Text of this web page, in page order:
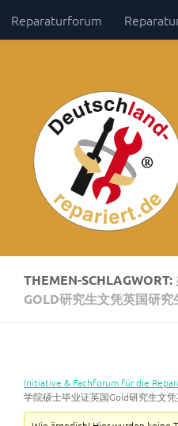
Zum Inhalt springen
Reparaturforum
THEMEN-SCHLAGWORT:
GOLD研究生文凭英国研
Initiative & Fachforum für die
学院硕士毕业证英国Gold研究生文